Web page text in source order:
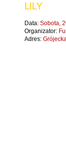
LILY
Data: Sobota,
Organizator:
Adres: